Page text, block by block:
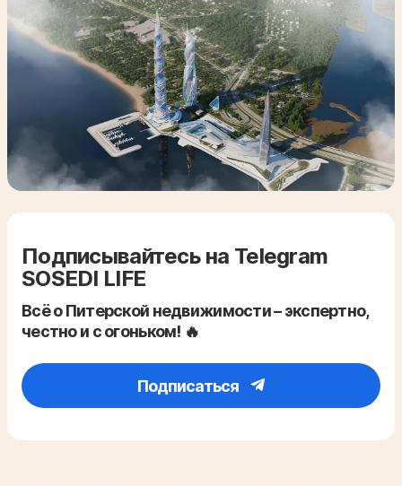
Подписывайтесь на Telegram
SOSEDI LIFE
Всё о Питерской недвижимости – экспертно,
честно и с огоньком! 🔥
Подписаться